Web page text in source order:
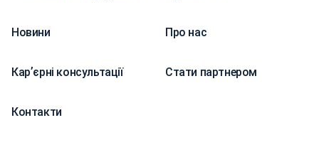
Новини Про нас
Карʼєрні консультації Стати партнером
Контакти